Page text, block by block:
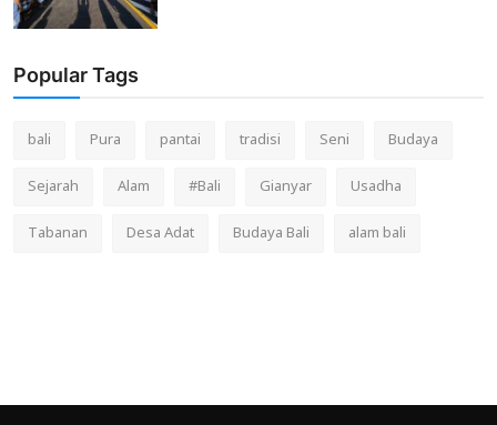
Popular Tags
bali Pura pantai tradisi Seni
Budaya
Sejarah
Alam #Bali Gianyar
Usadha
Tabanan
Desa Adat Budaya Bali alam bali